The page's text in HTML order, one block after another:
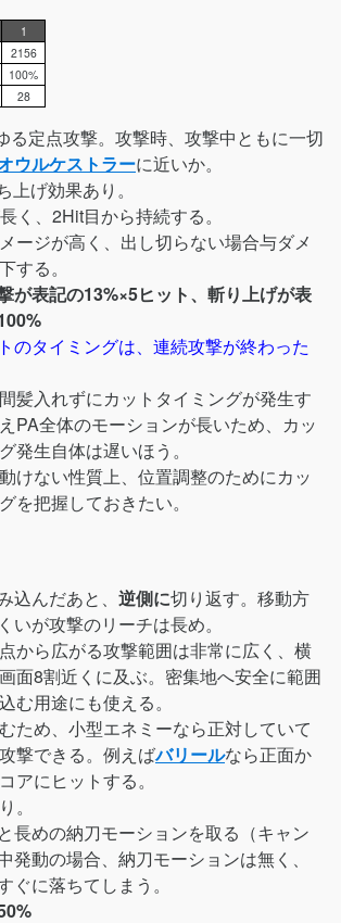
1
2156
100%
28
る定点攻撃。攻撃時、攻撃中ともに一切
ウルケストラーに近いか。
上げ効果あり。
く、2Hit目から持続する。
ージが高く、出し切らない場合与ダメ
する。
が表記の13%×5ヒット、斬り上げが表
のタイミングは、連続攻撃が終わった
髪入れずにカットタイミングが発生す
PA全体のモーションが長いため、カッ
発生自体は遅いほう。
けない性質上、位置調整のためにカッ
を把握しておきたい。
込んだあと、 逆側に切り返す。移動方
いが攻撃のリーチは長め。
から広がる攻撃範囲は非常に広く、横
面8割近くに及ぶ。密集地へ安全に範囲
む用途にも使える。
ため、小型エネミーなら正対していて
撃できる。例えばバリールなら正面か
アにヒットする。
。
長めの納刀モーションを取る（キャン
発動の場合、納刀モーションは無く、
ぐに落ちてしまう。